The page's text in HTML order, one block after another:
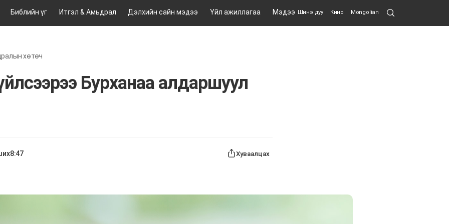
Библийн үг Итгэл & Амьдрал Дэлхийн сайн мэдээ Үйл ажиллагаа Мэдээ Шинэ дуу Кино Mongolian Search
Submit
хөтөч
Бурханаа алдаршуул
8:47 Хуваалцах